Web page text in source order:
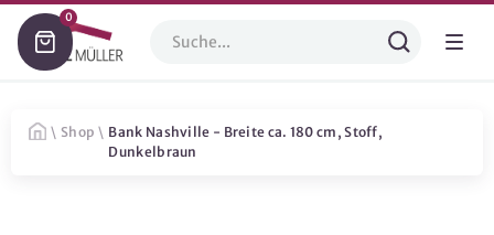
0
\ Shop \ Bank Nashville - Breite ca. 180 cm, Stoff,
Dunkelbraun